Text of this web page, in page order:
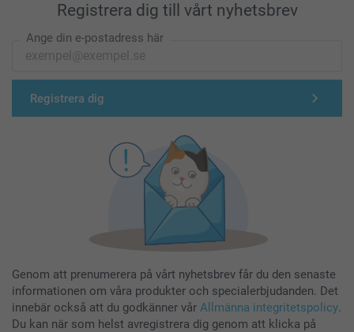
Registrera dig till vårt nyhetsbrev
Ange din e-postadress här
Registrera dig
Genom att prenumerera på vårt nyhetsbrev får du den senaste
informationen om våra produkter och specialerbjudanden. Det
innebär också att du godkänner vår Allmänna integritetspolicy.
Du kan när som helst avregistrera dig genom att klicka på